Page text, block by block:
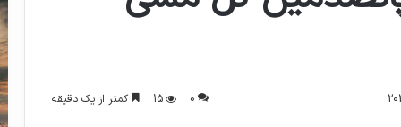
0
15 کمتر از یک دقیقه